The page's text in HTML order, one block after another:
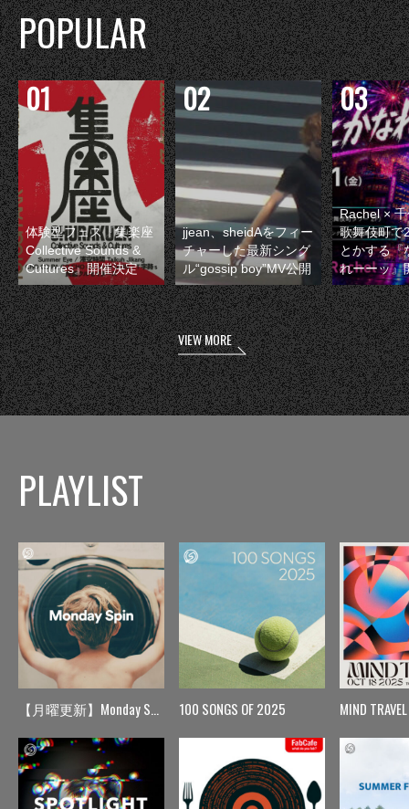
POPULAR
体験型フェス『集楽座
Collective Sounds &
Cultures』開催決定
jjean、sheidAをフィー
チャーした最新シング
ル“gossip boy”MV公開
Rachel ×
歌舞伎町で
とかする『
れーーッ』
VIEW MORE
PLAYLIST
【月曜更新】Monday Spin 100 SONGS OF 2025 MIND TRAVEL